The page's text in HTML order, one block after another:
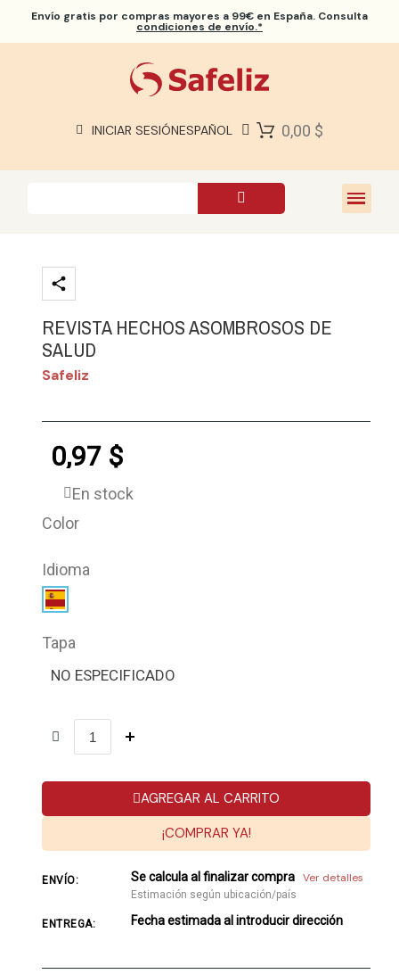
Envío gratis por compras mayores a 99€ en España. Consulta
condiciones de envío.*
INICIAR SESIÓNESPAÑOL 0,00 $
REVISTA HECHOS ASOMBROSOS DE
SALUD
Safeliz
0,97 $
En stock
Color
Idioma
Tapa
NO ESPECIFICADO
AGREGAR AL CARRITO
¡COMPRAR YA!
ENVÍO: Se calcula al finalizar compra Ver detalles
Estimación según ubicación/país
ENTREGA: Fecha estimada al introducir dirección